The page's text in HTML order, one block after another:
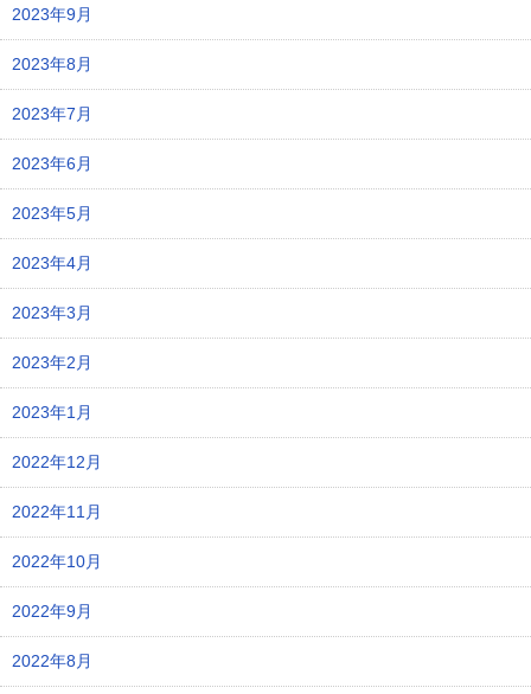
2023年9月
2023年8月
2023年7月
2023年6月
2023年5月
2023年4月
2023年3月
2023年2月
2023年1月
2022年12月
2022年11月
2022年10月
2022年9月
2022年8月